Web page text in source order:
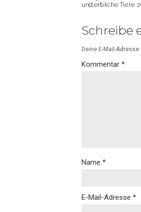
unsterbliche Tiere
Schreibe
Deine E-Mail-
Kommentar *
Name *
E-Mail-Adresse *